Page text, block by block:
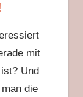
mit
Und
die